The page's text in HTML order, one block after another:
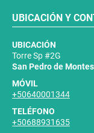
UBICACIÓN Y
UBICACIÓN
Torre Sp #2G
San Pedro de
MÓVIL
+50640001344
TELÉFONO
+50688931635